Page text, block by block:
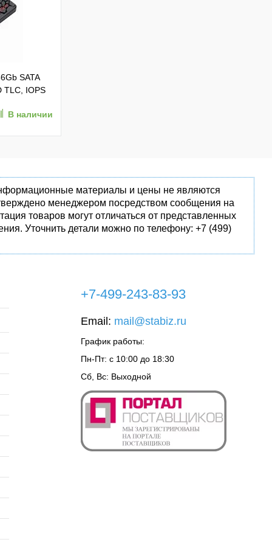
SATA
TLC, IOPS
В наличии
материалы и цены не являются
менеджером посредством сообщения на
товаров могут отличаться от представленных
Уточнить детали можно по телефону: +7 (499)
+7-499-243-83-93
Email: mail@stabiz.ru
График работы:
Пн-Пт: с 10:00 до 18:30
Сб, Вс: Выходной